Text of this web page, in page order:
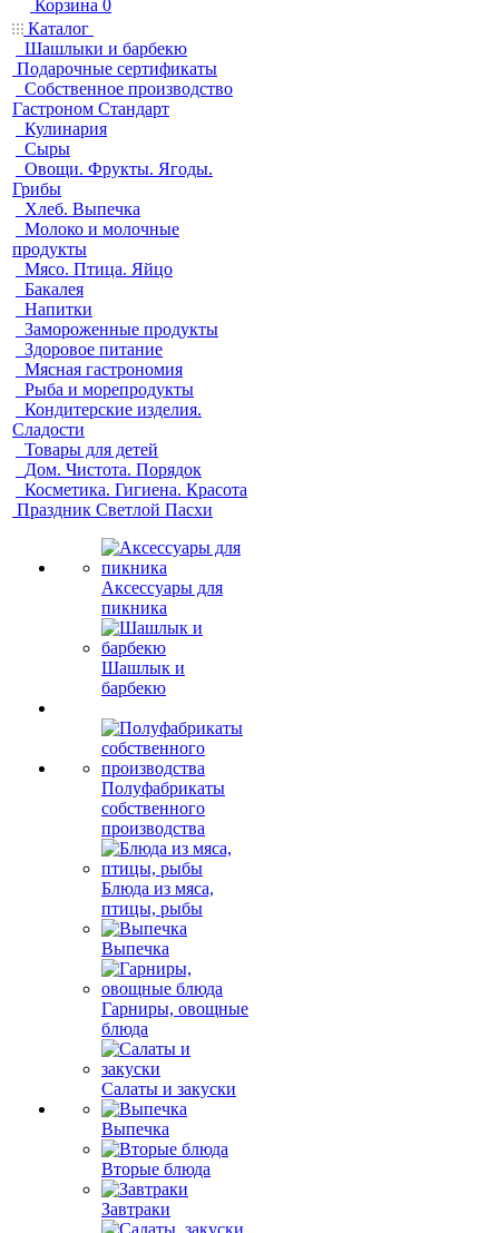
Корзина 0
Каталог
Шашлыки и барбекю
Подарочные сертификаты
Собственное производство
Гастроном Стандарт
Кулинария
Сыры
Овощи. Фрукты. Ягоды.
Грибы
Хлеб. Выпечка
Молоко и молочные
продукты
Мясо. Птица. Яйцо
Бакалея
Напитки
Замороженные продукты
Здоровое питание
Мясная гастрономия
Рыба и морепродукты
Кондитерские изделия.
Сладости
Товары для детей
Дом. Чистота. Порядок
Косметика. Гигиена. Красота
Праздник Светлой Пасхи
Аксессуары для
пикника
Шашлык и
барбекю
Полуфабрикаты
собственного
производства
Блюда из мяса,
птицы, рыбы
Выпечка
Гарниры, овощные
блюда
Салаты и закуски
Выпечка
Вторые блюда
Завтраки